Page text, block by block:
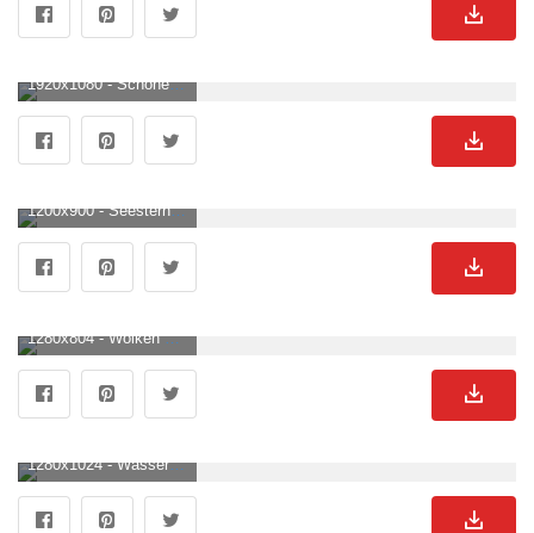
1920x1080 - Schöne Landschaft, Berge, Felsen, Bäume, Wolken, Nebel 1920x1080 Full HD 2K Hintergrundbilder, HD, Bild. Felsen Hintergrund HD 1080p .
1200x900 - Seestern, Blaue, Kieselstein Hintergrundbild. Download TOP freie Hintergrundbilder. Felsen Hintergrundbild.
1280x804 - Wolken Felsen Pflanzen & Wüste Hintergrundbilder. Wolken Felsen Pflanzen & Wüste frei fotos. Felsen Hintergrundbild.
1280x1024 - Wasserfall, Felsen, Wasser 2880x1800 HD Hintergrundbilder, HD, Bild. Felsen Hintergrundbild.